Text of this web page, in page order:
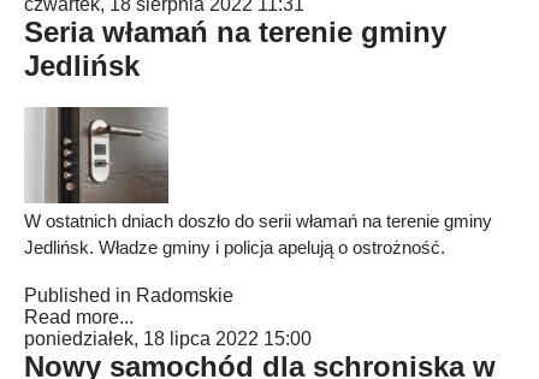
czwartek, 18 sierpnia 2022 11:31
Seria włamań na terenie gminy
Jedlińsk
W ostatnich dniach doszło do serii włamań na terenie gminy
Jedlińsk. Władze gminy i policja apelują o ostrożność.
Published in Radomskie
Read more...
poniedziałek, 18 lipca 2022 15:00
Nowy samochód dla schroniska w